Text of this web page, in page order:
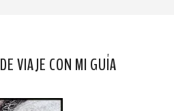
VIAJE CON MI GUÍA